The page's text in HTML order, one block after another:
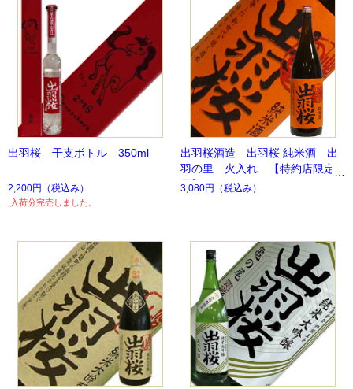
出羽桜 干支ボトル 350ml
2,200円 （税込み）
入荷分完売しました。
出羽桜酒造 出羽桜 純米酒 出
羽の里 火入れ 【特約店限定
品】
3,080円 （税込み）